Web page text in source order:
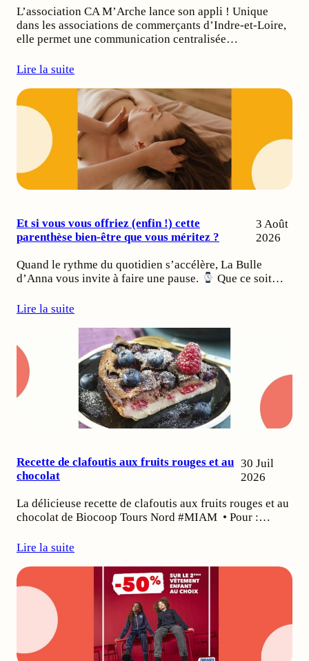
L’association CA M’Arche lance son appli ! Unique
dans les associations de commerçants d’Indre-et-Loire,
elle permet une communication centralisée…
Lire la suite
Et si vous vous offriez (enfin !) cette
parenthèse bien-être que vous méritez ?
3 Août
2026
Quand le rythme du quotidien s’accélère, La Bulle
d’Anna vous invite à faire une pause.
Que ce soit…
Lire la suite
Recette de clafoutis aux fruits rouges et au
chocolat
30 Juil
2026
La délicieuse recette de clafoutis aux fruits rouges et au
chocolat de Biocoop Tours Nord #MIAM • Pour :…
Lire la suite